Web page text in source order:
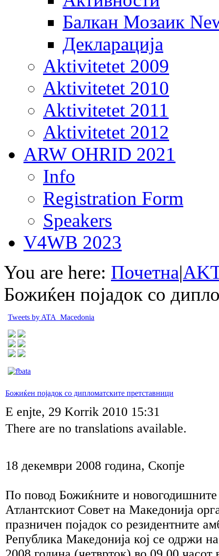
Балкан Мозаик
Декларација
Aktivitetet 2009
Aktivitetet 2010
Aktivitetet 2011
Aktivitetet 2012
ARW OHRID 2021
Info
Registration Form
Speakers
V4WB 2023
You are here: Почетна|
Божиќен појадок со
Tweets by ATA_Macedonia
Божиќен појадок со дипломатските претставници
E enjte, 29 Korrik 2010 15:31
There are no translations available.
18 декември 2008 година, Скопје
По повод Божиќните и
Атлантскиот Совет на Македонија
празничен појадок со резидентните
Република Македонија кој се одржи